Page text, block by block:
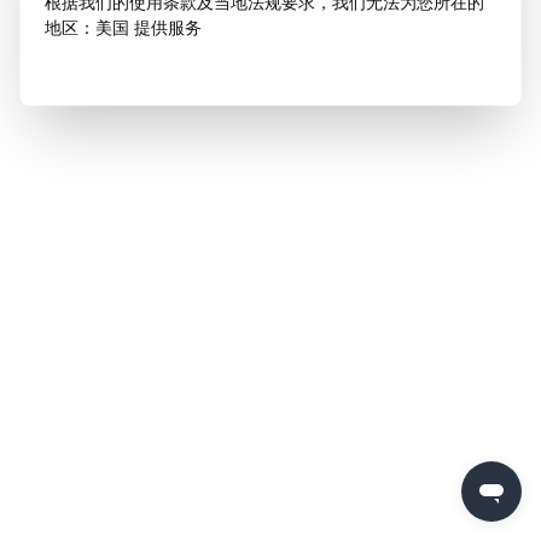
地区：美国 提供服务